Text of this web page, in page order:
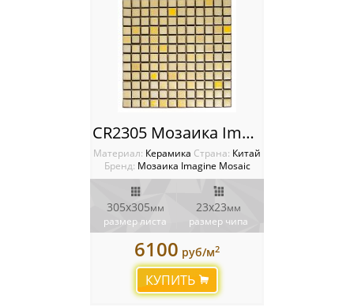
CR2305 Мозаика Imagine
Материал: Керамика Cтрана: Китай
Бренд: Мозаика Imagine Mosaic
305х305мм
размер листа
23х23мм
размер чипа
6100 руб/м2
КУПИТЬ